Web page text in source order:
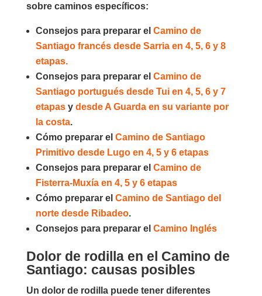
sobre caminos específicos:
Consejos para preparar el Camino de
Santiago francés desde Sarria en 4, 5, 6 y 8
etapas.
Consejos para preparar el Camino de
Santiago portugués desde Tui en 4, 5, 6 y 7
etapas y desde A Guarda en su variante por
la costa.
Cómo preparar el Camino de Santiago
Primitivo desde Lugo en 4, 5 y 6 etapas
Consejos para preparar el Camino de
Fisterra-Muxía en 4, 5 y 6 etapas
Cómo preparar el Camino de Santiago del
norte desde Ribadeo.
Consejos para preparar el Camino Inglés
Dolor de rodilla en el Camino de
Santiago: causas posibles
Un dolor de rodilla puede tener diferentes